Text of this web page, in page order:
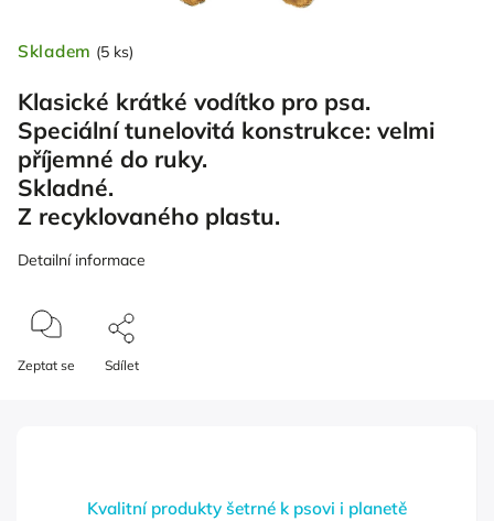
Skladem (5 ks)
Klasické krátké vodítko pro psa.
Speciální tunelovitá konstrukce: velmi
příjemné do ruky.
Skladné.
Z recyklovaného plastu.
Detailní informace
Zeptat se Sdílet
Kvalitní produkty šetrné k psovi i planetě